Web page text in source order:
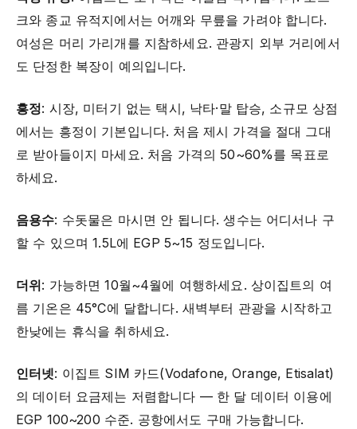
크와 종교 유적지에서는 어깨와 무릎을 가려야 합니다.
여성은 머리 가리개를 지참하세요. 관광지 외부 거리에서
도 단정한 복장이 예의입니다.
흥정: 시장, 미터기 없는 택시, 낙타·말 탑승, 소규모 상점
에서는 흥정이 기본입니다. 처음 제시 가격을 절대 그대
로 받아들이지 마세요. 처음 가격의 50~60%를 목표로
하세요.
음용수: 수돗물은 마시면 안 됩니다. 생수는 어디서나 구
할 수 있으며 1.5L에 EGP 5~15 정도입니다.
더위: 가능하면 10월~4월에 여행하세요. 상이집트의 여
름 기온은 45°C에 달합니다. 새벽부터 관광을 시작하고
한낮에는 휴식을 취하세요.
인터넷: 이집트 SIM 카드(Vodafone, Orange, Etisalat)
의 데이터 요금제는 저렴합니다 — 한 달 데이터 이용에
EGP 100~200 수준. 공항에서도 구매 가능합니다.